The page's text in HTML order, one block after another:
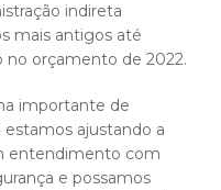
indireta
mais antigos até
no orçamento de 2022.
importante de
ajustando a
entendimento com
e possamos